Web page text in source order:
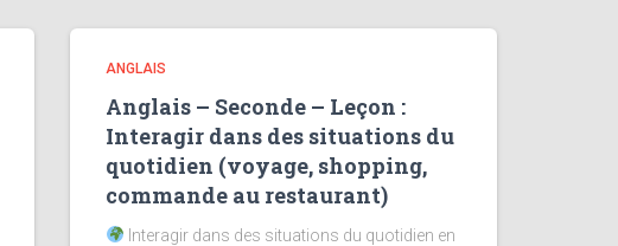
ANGLAIS
Anglais – Seconde – Leçon :
Interagir dans des situations du
quotidien (voyage, shopping,
commande au restaurant)
Interagir dans des situations du quotidien en